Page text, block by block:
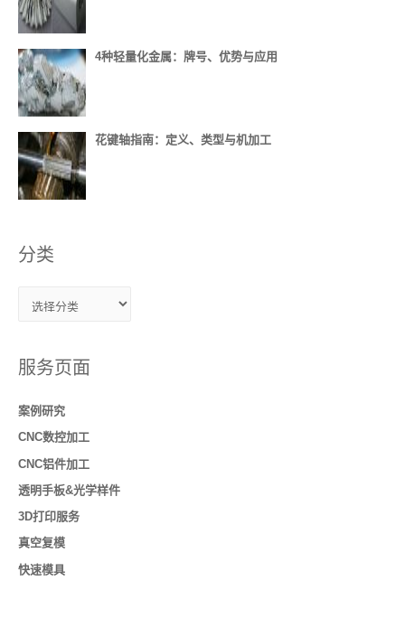
4种轻量化金属：牌号、优势与应用
花键轴指南：定义、类型与机加工
分类
服务页面
案例研究
CNC数控加工
CNC铝件加工
透明手板&光学样件
3D打印服务
真空复模
快速模具